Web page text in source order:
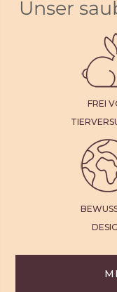
Unser
FREI